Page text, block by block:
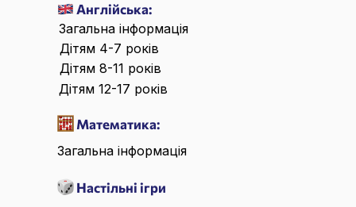
Англійська:
Математика:
Настільні ігри
Загальна інформація
Дітям 4-7 років
Дітям 8-11 років
Дітям 12-17 років
Загальна інформація